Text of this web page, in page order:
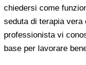
chiedersi come
seduta di terapia
professionista vi
base per lavorare